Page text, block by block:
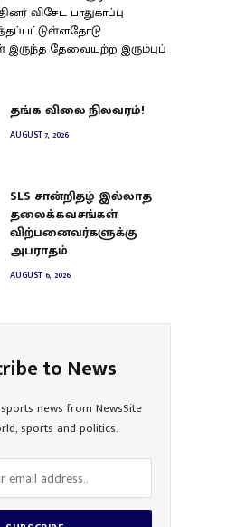
விசேட பாதுகாப்பு
இருந்த தேவையற்ற இரும்புப்
தங்க விலை நிலவரம்!
AUGUST 7, 2026
SLS சான்றிதழ் இல்லாத
தலைக்கவசங்கள்
விற்பனைவர்களுக்கு
அபராதம்
AUGUST 6, 2026
to News
news from NewsSite
sports and politics.